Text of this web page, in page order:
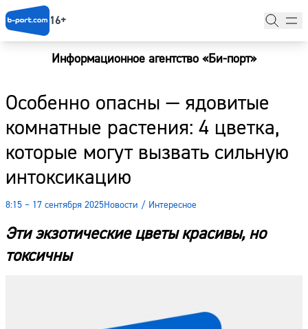
16+
Информационное агентство «Би-порт»
Особенно опасны — ядовитые
комнатные растения: 4 цветка,
которые могут вызвать сильную
интоксикацию
8:15 – 17 сентября 2025Новости / Интересное
Эти экзотические цветы красивы, но
токсичны
Новости
Наши гости
Фоторепортажи
Погода
Курсы валют